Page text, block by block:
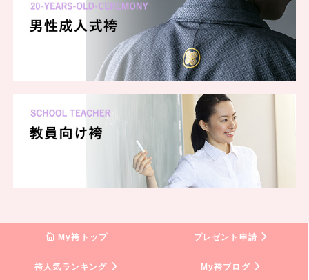
My袴トップ プレゼント申請
袴人気ランキング My袴ブログ